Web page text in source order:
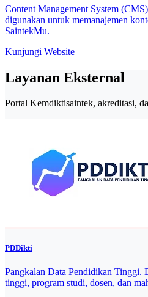
Content Management System
digunakan untuk memanajemen
SaintekMu.
Kunjungi Website
Layanan Eksternal
Portal Kemdiktisaintek, akreditasi,
PDDikti
Pangkalan Data Pendidikan Tinggi.
tinggi, program studi, dosen, dan